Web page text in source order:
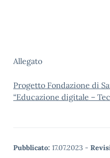
Allegato
Progetto Fondazione di
“Educazione digitale –
Pubblicato: 17.07.2023 -